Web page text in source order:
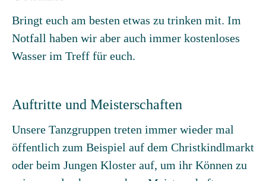
Bringt euch am besten etwas zu trinken mit. Im
Notfall haben wir aber auch immer kostenloses
Wasser im Treff für euch.
Auftritte und Meisterschaften
Unsere Tanzgruppen treten immer wieder mal
öffentlich zum Beispiel auf dem Christkindlmarkt
oder beim Jungen Kloster auf, um ihr Können zu